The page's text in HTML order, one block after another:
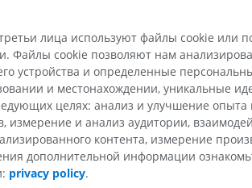
ПРЕМИУМ
Лошадь − Палец
MPT
ПРЕМИУМ
Horse - Finger and Hoof
Иллюстрации
лица используют файлы cookie или
Файлы cookie позволяют нам
устройства и определенные
и местонахождении, уникальные
целях: анализ и улучшение опыта
измерение и анализ аудитории,
контента, измерение
дополнительной информации
privacy policy.